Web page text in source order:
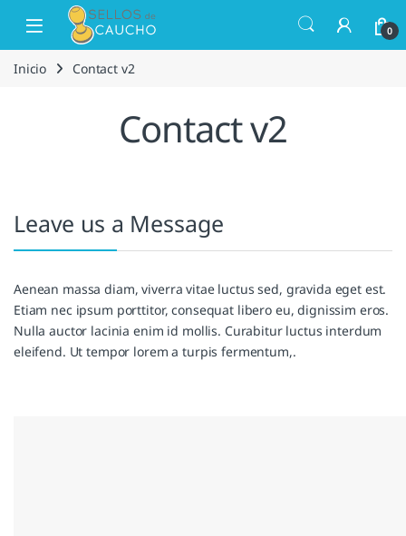
Saltar a la navegación
Saltar al contenido
Open 0
Inicio Contact v2
Contact v2
Leave us a Message
Aenean massa diam, viverra vitae luctus sed, gravida eget est.
Etiam nec ipsum porttitor, consequat libero eu, dignissim eros.
Nulla auctor lacinia enim id mollis. Curabitur luctus interdum
eleifend. Ut tempor lorem a turpis fermentum,.